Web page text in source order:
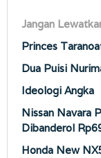
Jangan
Princes
Dua Puisi
Ideologi Angka
Nissan Navara
Dibanderol
Honda New